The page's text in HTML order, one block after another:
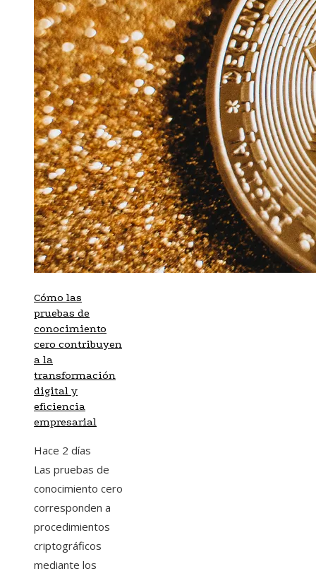
Cómo las
pruebas de
conocimiento
cero contribuyen
a la
transformación
digital y
eficiencia
empresarial
Hace 2 días
Las pruebas de
conocimiento cero
corresponden a
procedimientos
criptográficos
mediante los